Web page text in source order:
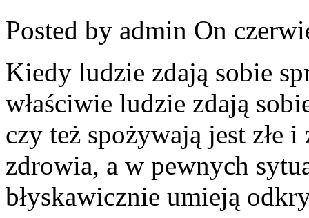
Posted by admin On
Kiedy ludzie zdają sobie
właściwie ludzie zdają
czy też spożywają jest złe
zdrowia, a w pewnych
błyskawicznie umieją